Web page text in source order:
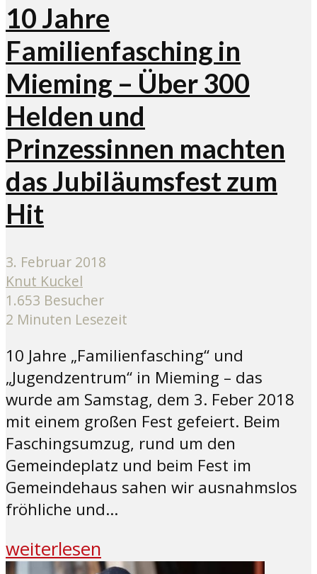
10 Jahre
Familienfasching in
Mieming – Über 300
Helden und
Prinzessinnen machten
das Jubiläumsfest zum
Hit
3. Februar 2018
Knut Kuckel
1.653 Besucher
2 Minuten Lesezeit
10 Jahre „Familienfasching“ und
„Jugendzentrum“ in Mieming – das
wurde am Samstag, dem 3. Feber 2018
mit einem großen Fest gefeiert. Beim
Faschingsumzug, rund um den
Gemeindeplatz und beim Fest im
Gemeindehaus sahen wir ausnahmslos
fröhliche und...
weiterlesen